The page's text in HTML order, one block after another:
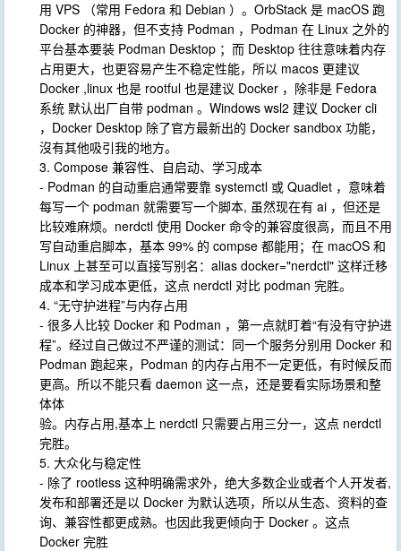
用 VPS （常用 Fedora 和 Debian ）。OrbStack 是 macOS 跑
Docker 的神器，但不支持 Podman ，Podman 在 Linux 之外的
平台基本要装 Podman Desktop ；而 Desktop 往往意味着内存
占用更大，也更容易产生不稳定性能，所以 macos 更建议
Docker ,linux 也是 rootful 也是建议 Docker ，除非是 Fedora
系统 默认出厂自带 podman 。Windows wsl2 建议 Docker cli
，Docker Desktop 除了官方最新出的 Docker sandbox 功能，
沒有其他吸引我的地方。
3. Compose 兼容性、自启动、学习成本
- Podman 的自动重启通常要靠 systemctl 或 Quadlet ，意味着
每写一个 podman 就需要写一个脚本, 虽然现在有 ai ，但还是
比较难麻烦。nerdctl 使用 Docker 命令的兼容度很高，而且不用
写自动重启脚本，基本 99% 的 compse 都能用；在 macOS 和
Linux 上甚至可以直接写别名：alias docker="nerdctl" 这样迁移
成本和学习成本更低，这点 nerdctl 对比 podman 完胜。
4. “无守护进程”与内存占用
- 很多人比较 Docker 和 Podman ，第一点就盯着“有没有守护进
程”。经过自己做过不严谨的测试：同一个服务分别用 Docker 和
Podman 跑起来，Podman 的内存占用不一定更低，有时候反而
更高。所以不能只看 daemon 这一点，还是要看实际场景和整
体体
验。内存占用,基本上 nerdctl 只需要占用三分一，这点 nerdctl
完胜。
5. 大众化与稳定性
- 除了 rootless 这种明确需求外，绝大多数企业或者个人开发者,
发布和部署还是以 Docker 为默认选项，所以从生态、资料的查
询、兼容性都更成熟。也因此我更倾向于 Docker 。这点
Docker 完胜